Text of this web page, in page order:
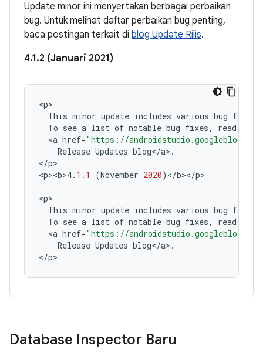
Update minor ini menyertakan berbagai perbaikan
bug. Untuk melihat daftar perbaikan bug penting,
baca postingan terkait di blog Update Rilis.
4.1.2 (Januari 2021)
<p
This minor update includes various bug fixes
To see a list of notable bug fixes, read
<a href="https://
Release Updates blog</a> .
</p>
<p><b>4. 1.1 (November 2020) </b></p>
<p
This minor update includes various bug fixes
To see a list of notable bug fixes, read
<a href="https://
Release Updates blog</a> .
</p
Database Inspector Baru